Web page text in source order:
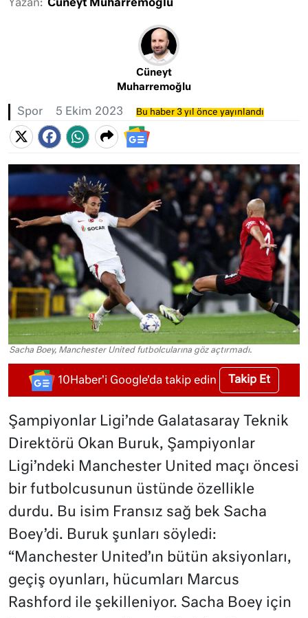
Yazan: Cüneyt Muharremoğlu
Cüneyt
Muharremoğlu
Spor 5 Ekim 2023 Bu haber 3 yıl önce yayınlandı
Sacha Boey, Manchester United futbolcularına göz açtırmadı.
10Haber'i Google'da takip edin Takip Et
Şampiyonlar Ligi’nde Galatasaray Teknik
Direktörü Okan Buruk, Şampiyonlar
Ligi’ndeki Manchester United maçı öncesi
bir futbolcusunun üstünde özellikle
durdu. Bu isim Fransız sağ bek Sacha
Boey’di. Buruk şunları söyledi:
“Manchester United’ın bütün aksiyonları,
geçiş oyunları, hücumları Marcus
Rashford ile şekilleniyor. Sacha Boey için